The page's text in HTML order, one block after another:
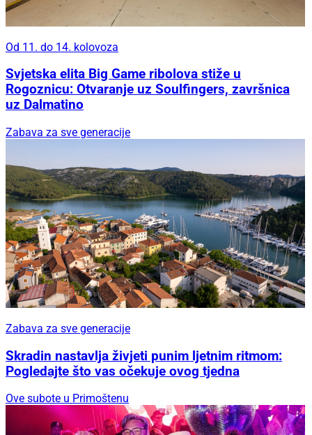
Od 11. do 14. kolovoza
Svjetska elita Big Game ribolova stiže u
Rogoznicu: Otvaranje uz Soulfingers, završnica
uz Dalmatino
Zabava za sve generacije
Zabava za sve generacije
Skradin nastavlja živjeti punim ljetnim ritmom:
Pogledajte što vas očekuje ovog tjedna
Ove subote u Primoštenu